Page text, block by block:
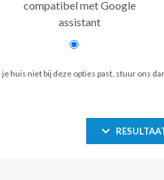
je huis niet bij deze opties past, stuur ons